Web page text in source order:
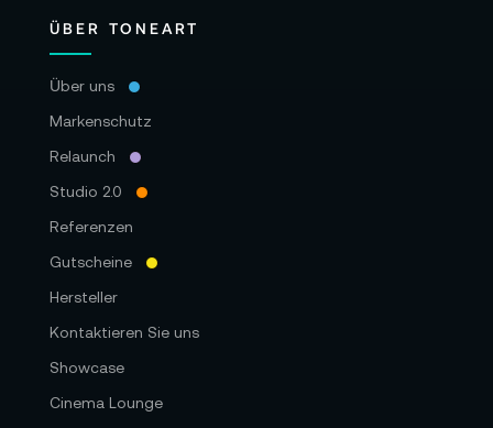
ÜBER TONEART
Über uns
Markenschutz
Relaunch
Studio 2.0
Referenzen
Gutscheine
Hersteller
Kontaktieren Sie uns
Showcase
Cinema Lounge